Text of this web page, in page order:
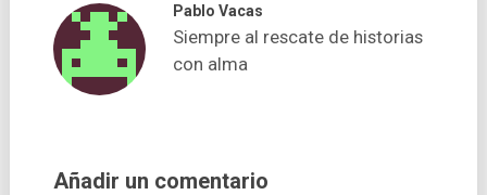
Pablo Vacas
Siempre al rescate de historias
con alma
Añadir un comentario